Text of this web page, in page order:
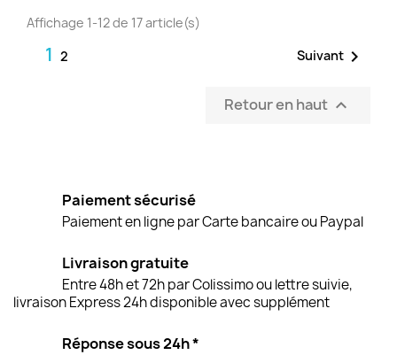
Affichage 1-12 de 17 article(s)
1 2 Suivant 
Retour en haut 
Paiement sécurisé
Paiement en ligne par Carte bancaire ou Paypal
Livraison gratuite
Entre 48h et 72h par Colissimo ou lettre suivie,
livraison Express 24h disponible avec supplément
Réponse sous 24h *